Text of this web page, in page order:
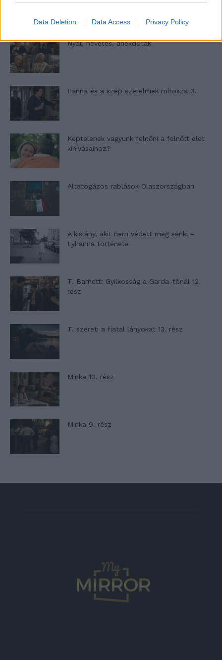
Data Deletion Data Access Privacy Policy
Nyár, nevetés, anekdoták
Panna és a szép szerelmek mítosza 3.
Képtelenek vagyunk felnőni a felnőtt élet
kihívásaihoz?
Altatógázos rablások Olaszországban
A kislány, akit nem védett meg senki –
Lyhanna története
T. Barnett: Gyilkosság a Garda-tónál 12.
rész
T. szereti a fiatal lányokat 13. rész
Minka 10. rész
Minka 9. rész